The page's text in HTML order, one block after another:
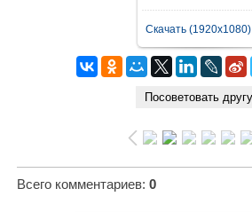
Скачать (1920x1080)
Всего комментариев: 0